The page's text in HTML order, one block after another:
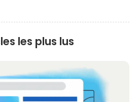
les plus lus